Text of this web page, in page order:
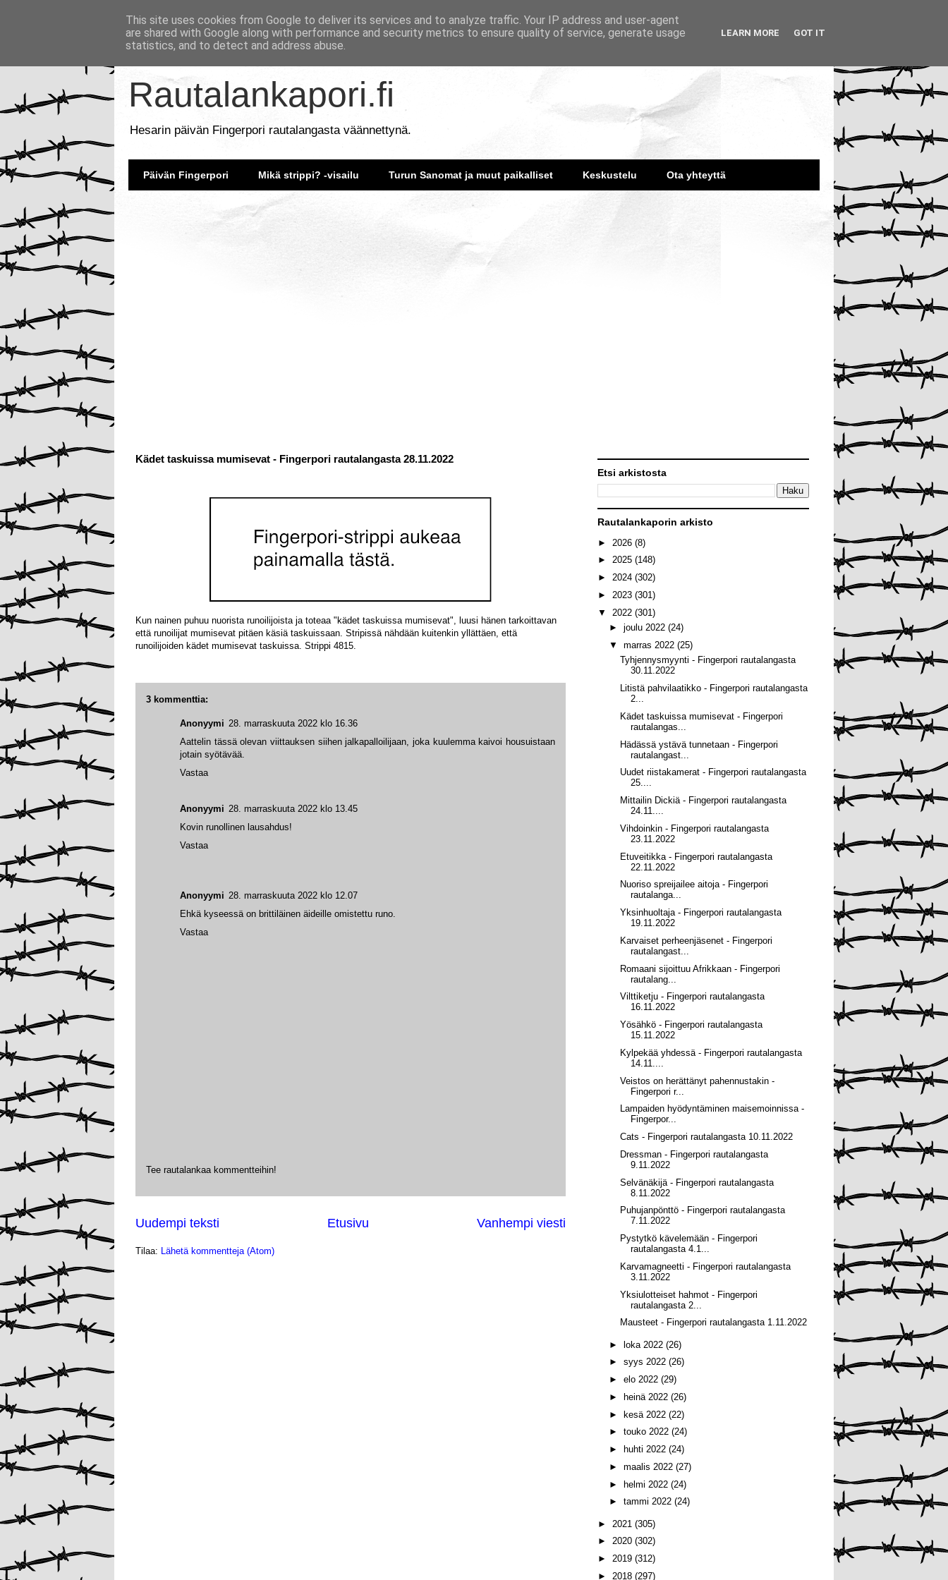
Rautalankapori.fi
Hesarin päivän Fingerpori rautalangasta väännettynä.
Päivän Fingerpori Mikä strippi? -visailu Turun Sanomat ja muut paikalliset Keskustelu Ota yhteyttä
Kädet taskuissa mumisevat - Fingerpori rautalangasta 28.11.2022
Kun nainen puhuu nuorista runoilijoista ja toteaa "kädet taskuissa mumisevat", luusi hänen tarkoittavan
että runoilijat mumisevat pitäen käsiä taskuissaan. Stripissä nähdään kuitenkin yllättäen, että
runoilijoiden kädet mumisevat taskuissa. Strippi 4815.
3 kommenttia:
Anonyymi 28. marraskuuta 2022 klo 12.07
Ehkä kyseessä on brittiläinen äideille omistettu runo.
Vastaa
Anonyymi 28. marraskuuta 2022 klo 13.45
Kovin runollinen lausahdus!
Vastaa
Anonyymi 28. marraskuuta 2022 klo 16.36
Aattelin tässä olevan viittauksen siihen jalkapalloilijaan, joka kuulemma kaivoi housuistaan
jotain syötävää.
Vastaa
Tee rautalankaa kommentteihin!
Uudempi teksti Vanhempi viesti
Etusivu
Tilaa: Lähetä kommentteja (Atom)
Etsi arkistosta
Rautalankaporin arkisto
► 2026 (8)
► 2025 (148)
► 2024 (302)
► 2023 (301)
▼ 2022 (301)
► joulu 2022 (24)
▼ marras 2022 (25)
Tyhjennysmyynti - Fingerpori rautalangasta
30.11.2022
Litistä pahvilaatikko - Fingerpori rautalangasta
2...
Kädet taskuissa mumisevat - Fingerpori
rautalangas...
Hädässä ystävä tunnetaan - Fingerpori
rautalangast...
Uudet riistakamerat - Fingerpori rautalangasta
25....
Mittailin Dickiä - Fingerpori rautalangasta
24.11....
Vihdoinkin - Fingerpori rautalangasta
23.11.2022
Etuveitikka - Fingerpori rautalangasta
22.11.2022
Nuoriso spreijailee aitoja - Fingerpori
rautalanga...
Yksinhuoltaja - Fingerpori rautalangasta
19.11.2022
Karvaiset perheenjäsenet - Fingerpori
rautalangast...
Romaani sijoittuu Afrikkaan - Fingerpori
rautalang...
Vilttiketju - Fingerpori rautalangasta
16.11.2022
Yösähkö - Fingerpori rautalangasta
15.11.2022
Kylpekää yhdessä - Fingerpori rautalangasta
14.11....
Veistos on herättänyt pahennustakin -
Fingerpori r...
Lampaiden hyödyntäminen maisemoinnissa -
Fingerpor...
Cats - Fingerpori rautalangasta 10.11.2022
Dressman - Fingerpori rautalangasta
9.11.2022
Selvänäkijä - Fingerpori rautalangasta
8.11.2022
Puhujanpönttö - Fingerpori rautalangasta
7.11.2022
Pystytkö kävelemään - Fingerpori
rautalangasta 4.1...
Karvamagneetti - Fingerpori rautalangasta
3.11.2022
Yksiulotteiset hahmot - Fingerpori
rautalangasta 2...
Mausteet - Fingerpori rautalangasta 1.11.2022
► loka 2022 (26)
► syys 2022 (26)
► elo 2022 (29)
►
heinä 2022 (26)
► kesä 2022 (22)
► touko 2022 (24)
►
huhti 2022 (24)
► maalis 2022 (27)
► helmi 2022 (24)
► tammi 2022 (24)
► 2021 (305)
► 2020 (302)
► 2019 (312)
► 2018 (297)
This site uses cookies from Google to deliver its services and to analyze traffic. Your IP address and user-agent
are shared with Google along with performance and security metrics to ensure quality of service, generate usage
statistics, and to detect and address abuse.
LEARN MORE GOT IT